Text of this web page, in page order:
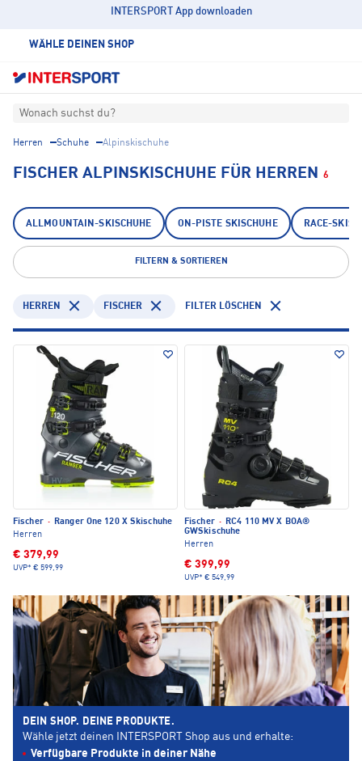
INTERSPORT App downloaden
WÄHLE DEINEN SHOP
Wonach suchst du?
Herren Schuhe Alpinskischuhe
FISCHER ALPINSKISCHUHE FÜR HERREN 6
ALLMOUNTAIN-SKISCHUHE ON-PISTE SKISCHUHE RACE-
FILTERN & SORTIEREN
HERREN FISCHER FILTER LÖSCHEN
Fischer ·
Ranger One 120 X Skischuhe
Herren
€ 379,99
UVP* € 599,99
Fischer ·
RC4 110 MV X BOA®
GWSkischuhe
Herren
€ 399,99
UVP* € 549,99
DEIN SHOP. DEINE PRODUKTE.
Wähle jetzt deinen INTERSPORT Shop aus und erhalte:
Verfügbare Produkte in deiner Nähe